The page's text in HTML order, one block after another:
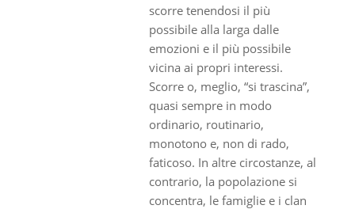
scorre tenendosi il più
possibile alla larga dalle
emozioni e il più possibile
vicina ai propri interessi.
Scorre o, meglio, “si trascina”,
quasi sempre in modo
ordinario, routinario,
monotono e, non di rado,
faticoso. In altre circostanze, al
contrario, la popolazione si
concentra, le famiglie e i clan